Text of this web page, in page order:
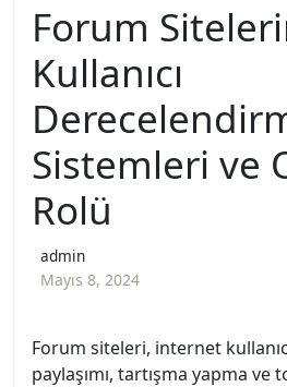
Forum
Kullanıcı
Sistemleri ve
Rolü
admin
Mayıs 8, 2024
Forum siteleri, internet
paylaşımı, tartışma yapma ve